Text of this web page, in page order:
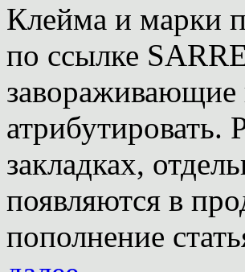
Клейма и марки
по ссылке
атрибутировать.
закладках,
появляются в
пополнение